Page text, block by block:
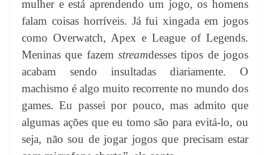
mulher e está aprendendo um jogo, os homens
falam coisas horríveis. Já fui xingada em jogos
como Overwatch, Apex e League of Legends.
Meninas que fazem streamdesses tipos de jogos
acabam sendo insultadas diariamente. O
machismo é algo muito recorrente no mundo dos
games. Eu passei por pouco, mas admito que
algumas ações que eu tomo são para evitá-lo, ou
seja, não sou de jogar jogos que precisam estar